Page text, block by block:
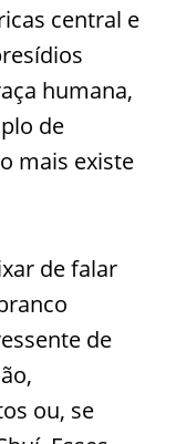
central e
humana,
de
mais existe
de falar
de
ou, se